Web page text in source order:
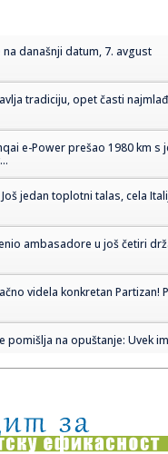
današnji datum, 7. avgust
tradiciju, opet časti
e-Power prešao 1980 km s
jedan toplotni talas, cela
ambasadore u još četiri
videla konkretan Partizan!
pomišlja na opuštanje: Uvek
7. avgust